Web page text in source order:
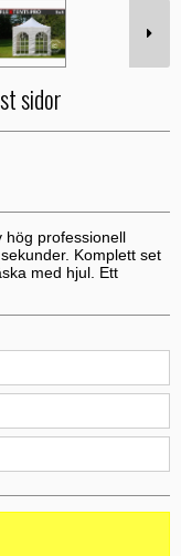
sidor
hög professionell
Komplett set
med hjul. Ett